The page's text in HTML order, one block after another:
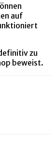
auf
zu
beweist.